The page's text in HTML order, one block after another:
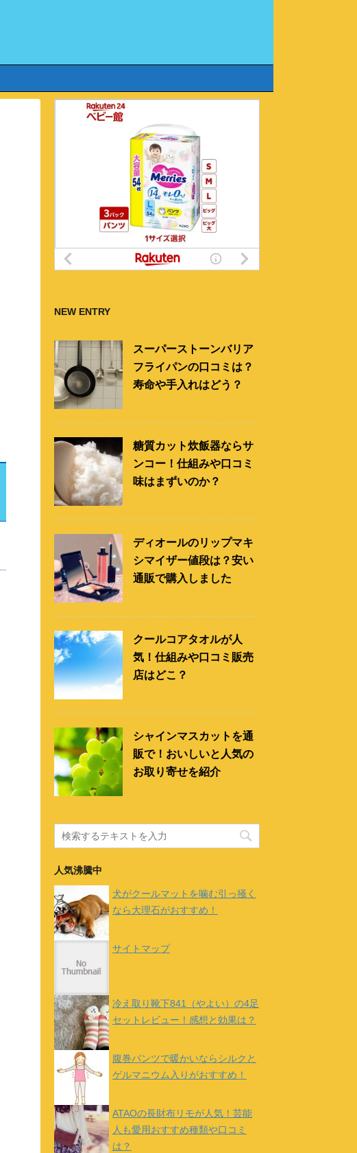
NEW ENTRY
スーパーストーンバリア
フライパンの口コミは？
寿命や手入れはどう？
糖質カット炊飯器ならサ
ンコー！仕組みや口コミ
味はまずいのか？
ディオールのリップマキ
シマイザー値段は？安い
通販で購入しました
クールコアタオルが人
気！仕組みや口コミ販売
店はどこ？
シャインマスカットを通
販で！おいしいと人気の
お取り寄せを紹介
人気沸騰中
犬がクールマットを噛む引っ掻く
なら大理石がおすすめ！
サイトマップ
冷え取り靴下841（やよい）の4足
セットレビュー！感想と効果は？
腹巻パンツで暖かいならシルクと
ゲルマニウム入りがおすすめ！
ATAOの長財布リモが人気！芸能
人も愛用おすすめ種類や口コミ
は？